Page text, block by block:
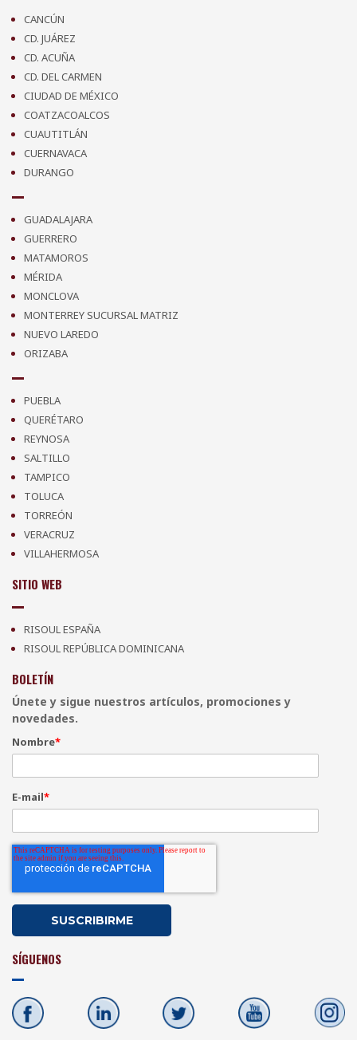
CANCÚN
CD. JUÁREZ
CD. ACUÑA
CD. DEL CARMEN
CIUDAD DE MÉXICO
COATZACOALCOS
CUAUTITLÁN
CUERNAVACA
DURANGO
GUADALAJARA
GUERRERO
MATAMOROS
MÉRIDA
MONCLOVA
MONTERREY SUCURSAL MATRIZ
NUEVO LAREDO
ORIZABA
PUEBLA
QUERÉTARO
REYNOSA
SALTILLO
TAMPICO
TOLUCA
TORREÓN
VERACRUZ
VILLAHERMOSA
SITIO WEB
RISOUL ESPAÑA
RISOUL REPÚBLICA DOMINICANA
BOLETÍN
Únete y sigue nuestros artículos, promociones y
novedades.
Nombre*
E-mail*
SÍGUENOS